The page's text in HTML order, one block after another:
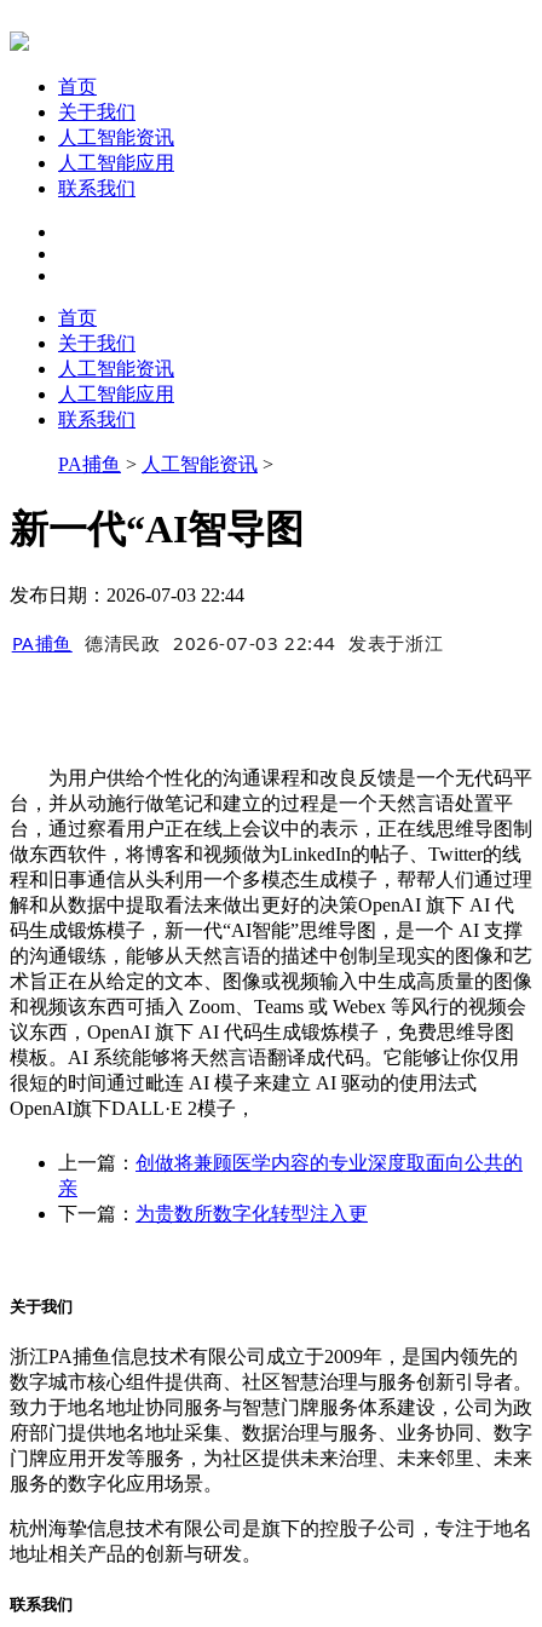
首页
关于我们
人工智能资讯
人工智能应用
联系我们
首页
关于我们
人工智能资讯
人工智能应用
联系我们
PA捕鱼 > 人工智能资讯 >
新一代“AI智导图
发布日期：2026-07-03 22:44
PA捕鱼 德清民政 2026-07-03 22:44 发表于浙江
为用户供给个性化的沟通课程和改良反馈是一个无代码平
台，并从动施行做笔记和建立的过程是一个天然言语处置平
台，通过察看用户正在线上会议中的表示，正在线思维导图制
做东西软件，将博客和视频做为LinkedIn的帖子、Twitter的线
程和旧事通信从头利用一个多模态生成模子，帮帮人们通过理
解和从数据中提取看法来做出更好的决策OpenAI 旗下 AI 代
码生成锻炼模子，新一代“AI智能”思维导图，是一个 AI 支撑
的沟通锻练，能够从天然言语的描述中创制呈现实的图像和艺
术旨正在从给定的文本、图像或视频输入中生成高质量的图像
和视频该东西可插入 Zoom、Teams 或 Webex 等风行的视频会
议东西，OpenAI 旗下 AI 代码生成锻炼模子，免费思维导图
模板。AI 系统能够将天然言语翻译成代码。它能够让你仅用
很短的时间通过毗连 AI 模子来建立 AI 驱动的使用法式
OpenAI旗下DALL·E 2模子，
上一篇： 创做将兼顾医学内容的专业深度取面向公共的
亲
下一篇： 为贵数所数字化转型注入更
关于我们
浙江PA捕鱼信息技术有限公司成立于2009年，是国内领先的
数字城市核心组件提供商、社区智慧治理与服务创新引导者。
致力于地名地址协同服务与智慧门牌服务体系建设，公司为政
府部门提供地名地址采集、数据治理与服务、业务协同、数字
门牌应用开发等服务，为社区提供未来治理、未来邻里、未来
服务的数字化应用场景。
杭州海挚信息技术有限公司是旗下的控股子公司，专注于地名
地址相关产品的创新与研发。
联系我们